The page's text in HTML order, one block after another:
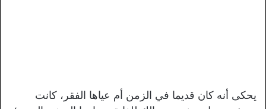
يحكى أنه كان قديما في الزمن أم عياها الفقر، كانت